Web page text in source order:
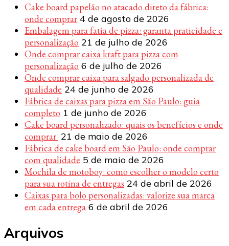
Cake board papelão no atacado direto da fábrica:
onde comprar 4 de agosto de 2026
Embalagem para fatia de pizza: garanta praticidade e
personalização 21 de julho de 2026
Onde comprar caixa kraft para pizza com
personalização 6 de julho de 2026
Onde comprar caixa para salgado personalizada de
qualidade 24 de junho de 2026
Fábrica de caixas para pizza em São Paulo: guia
completo 1 de junho de 2026
Cake board personalizado: quais os benefícios e onde
comprar 21 de maio de 2026
Fábrica de cake board em São Paulo: onde comprar
com qualidade 5 de maio de 2026
Mochila de motoboy: como escolher o modelo certo
para sua rotina de entregas 24 de abril de 2026
Caixas para bolo personalizadas: valorize sua marca
em cada entrega 6 de abril de 2026
Arquivos